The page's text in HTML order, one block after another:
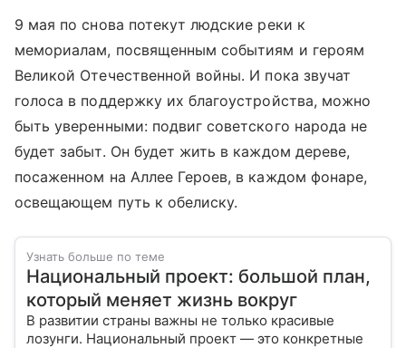
9 мая по снова потекут людские реки к
мемориалам, посвященным событиям и героям
Великой Отечественной войны. И пока звучат
голоса в поддержку их благоустройства, можно
быть уверенными: подвиг советского народа не
будет забыт. Он будет жить в каждом дереве,
посаженном на Аллее Героев, в каждом фонаре,
освещающем путь к обелиску.
Узнать больше по теме
Национальный проект: большой план,
который меняет жизнь вокруг
В развитии страны важны не только красивые
лозунги. Национальный проект — это конкретные